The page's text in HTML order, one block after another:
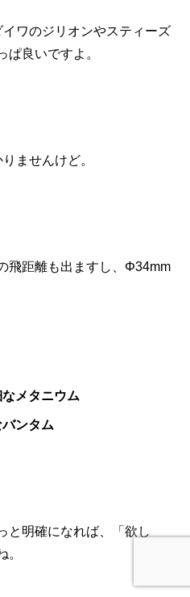
ワのジリオンやスティーズ
ぱ良いですよ。
ませんけど。
飛距離も出ますし、Φ34mm
メタニウム
ンタム
と明確になれば、「欲し
。